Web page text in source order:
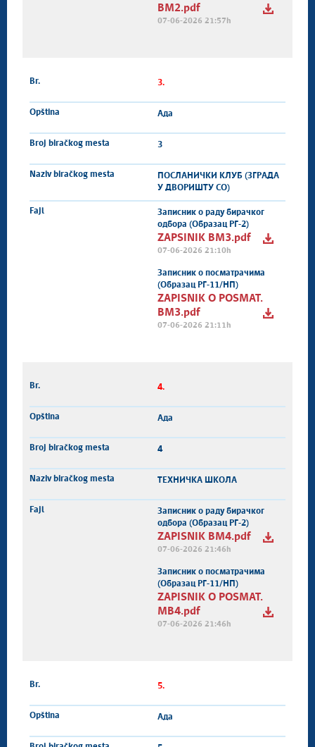
BM2.pdf
07-06-2026 21:57h
3.
Ада
3
ПОСЛАНИЧКИ КЛУБ (ЗГРАДА
У ДВОРИШТУ СО)
Записник о раду бирачког
одбора (Образац РГ-2)
ZAPSINIK BM3.pdf
07-06-2026 21:10h
Записник о посматрачима
(Образац РГ-11/НП)
ZAPISNIK O POSMAT.
BM3.pdf
07-06-2026 21:11h
4.
Ада
4
ТЕХНИЧКА ШКОЛА
Записник о раду бирачког
одбора (Образац РГ-2)
ZAPISNIK BM4.pdf
07-06-2026 21:46h
Записник о посматрачима
(Образац РГ-11/НП)
ZAPISNIK O POSMAT.
MB4.pdf
07-06-2026 21:46h
5.
Ада